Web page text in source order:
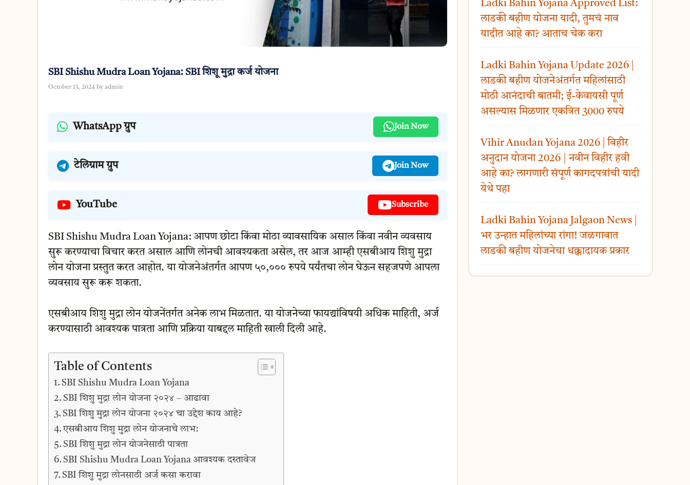
SBI Shishu Mudra Loan Yojana: SBI शिशू मुद्रा कर्ज योजना
October 13, 2024 by admin
WhatsApp ग्रुप Join Now
टेलिग्राम ग्रुप Join Now
YouTube Subscribe
SBI Shishu Mudra Loan Yojana: आपण छोटा किंवा मोठा व्यावसायिक असाल किंवा नवीन व्यवसाय
सुरू करण्याचा विचार करत असाल आणि लोनची आवश्यकता असेल, तर आज आम्ही एसबीआय शिशु मुद्रा
लोन योजना प्रस्तुत करत आहोत. या योजनेअंतर्गत आपण ५०,००० रुपये पर्यंतचा लोन घेऊन सहजपणे आपला
व्यवसाय सुरू करू शकता.
एसबीआय शिशु मुद्रा लोन योजनेंतर्गत अनेक लाभ मिळतात. या योजनेच्या फायद्यांविषयी अधिक माहिती, अर्ज
करण्यासाठी आवश्यक पात्रता आणि प्रक्रिया याबद्दल माहिती खाली दिली आहे.
Table of Contents
SBI Shishu Mudra Loan Yojana
SBI शिशु मुद्रा लोन योजना २०२४ – आढावा
SBI शिशु मुद्रा लोन योजना २०२४ चा उद्देश काय आहे?
एसबीआय शिशु मुद्रा लोन योजनाचे लाभ:
SBI शिशु मुद्रा लोन योजनेसाठी पात्रता
SBI Shishu Mudra Loan Yojana आवश्यक दस्तावेज
SBI शिशु मुद्रा लोनसाठी अर्ज कसा करावा
Ladki Bahin Yojana Approved List:
लाडकी बहीण योजना यादी, तुमचं नाव
यादीत आहे का? आताच चेक करा
Ladki Bahin Yojana Update 2026 |
लाडकी बहीण योजनेअंतर्गत महिलांसाठी
मोठी आनंदाची बातमी; ई-केवायसी पूर्ण
असल्यास मिळणार एकत्रित 3000 रुपये
Vihir Anudan Yojana 2026 | विहीर
अनुदान योजना 2026 | नवीन विहीर हवी
आहे का? लागणारी संपूर्ण कागदपत्रांची यादी
येथे पहा
Ladki Bahin Yojana Jalgaon News |
भर उन्हात महिलांच्या रांगा! जळगावात
लाडकी बहीण योजनेचा धक्कादायक प्रकार